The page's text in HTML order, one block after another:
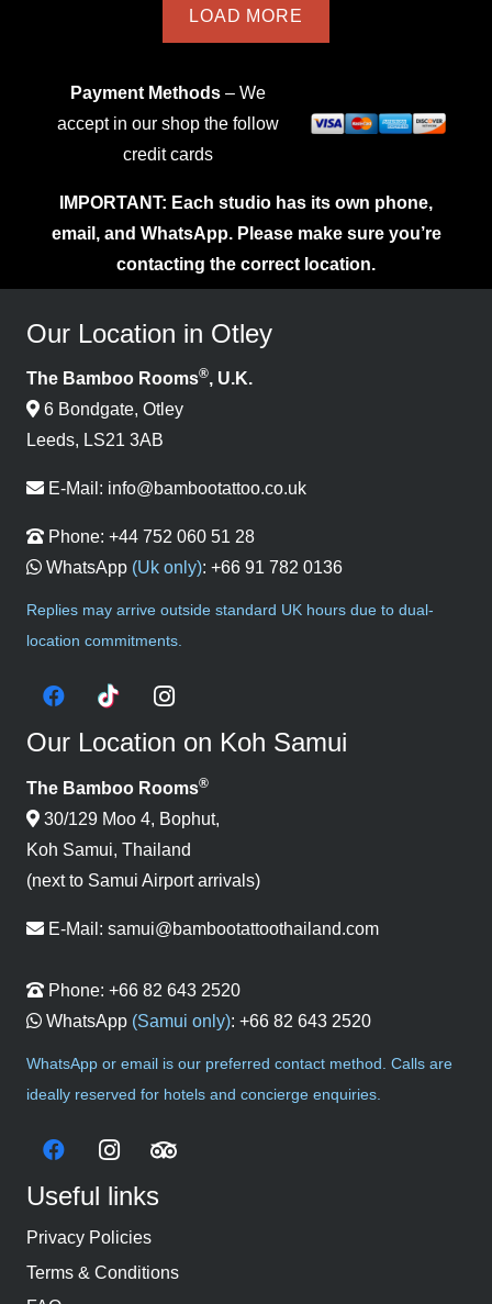
LOAD MORE
Payment Methods– We
accept in our shop the follow
credit cards
IMPORTANT: Each studio has its own phone,
email, and WhatsApp. Please make sure you’re
contacting the correct location.
Our Location in Otley
The Bamboo Rooms®, U.K.
6 Bondgate, Otley
Leeds, LS21 3AB
E-Mail: info@bambootattoo.co.uk
Phone: +44 752 060 51 28
WhatsApp (Uk only): +66 91 782 0136
Replies may arrive outside standard UK hours due to dual-
location commitments.
Our Location on Koh Samui
The Bamboo Rooms®
30/129 Moo 4, Bophut,
Koh Samui, Thailand
(next to Samui Airport arrivals)
E-Mail: samui@bambootattoothailand.com
Phone: +66 82 643 2520
WhatsApp (Samui only): +66 82 643 2520
WhatsApp or email is our preferred contact method. Calls are
ideally reserved for hotels and concierge enquiries.
Useful links
Privacy Policies
Terms & Conditions